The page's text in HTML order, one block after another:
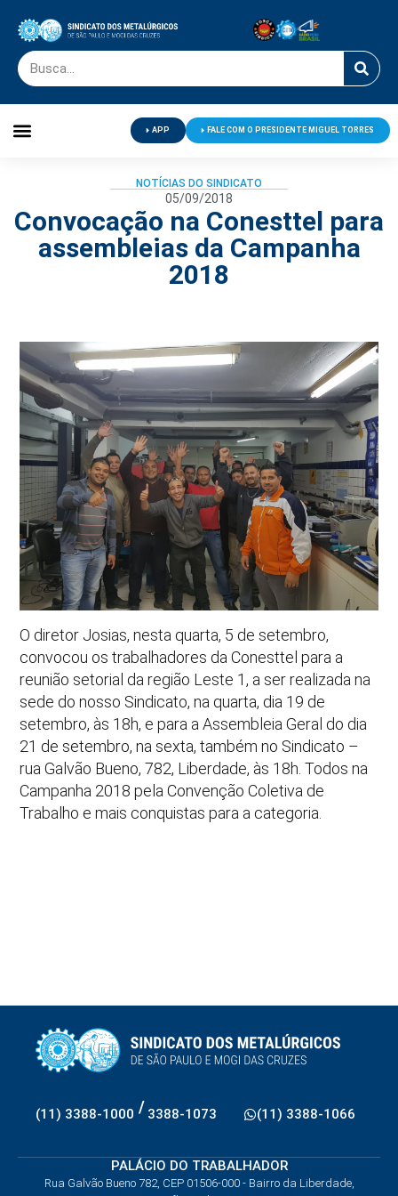
APP FALE COM O PRESIDENTE MIGUEL TORRES
NOTÍCIAS DO SINDICATO
05/09/2018
Convocação na Conesttel para
assembleias da Campanha
2018
O diretor Josias, nesta quarta, 5 de setembro,
convocou os trabalhadores da Conesttel para a
reunião setorial da região Leste 1, a ser realizada na
sede do nosso Sindicato, na quarta, dia 19 de
setembro, às 18h, e para a Assembleia Geral do dia
21 de setembro, na sexta, também no Sindicato –
rua Galvão Bueno, 782, Liberdade, às 18h. Todos na
Campanha 2018 pela Convenção Coletiva de
Trabalho e mais conquistas para a categoria.
(11) 3388-1000 / 3388-1073 (11) 3388-1066
PALÁCIO DO TRABALHADOR
Rua Galvão Bueno 782, CEP 01506-000 - Bairro da Liberdade,